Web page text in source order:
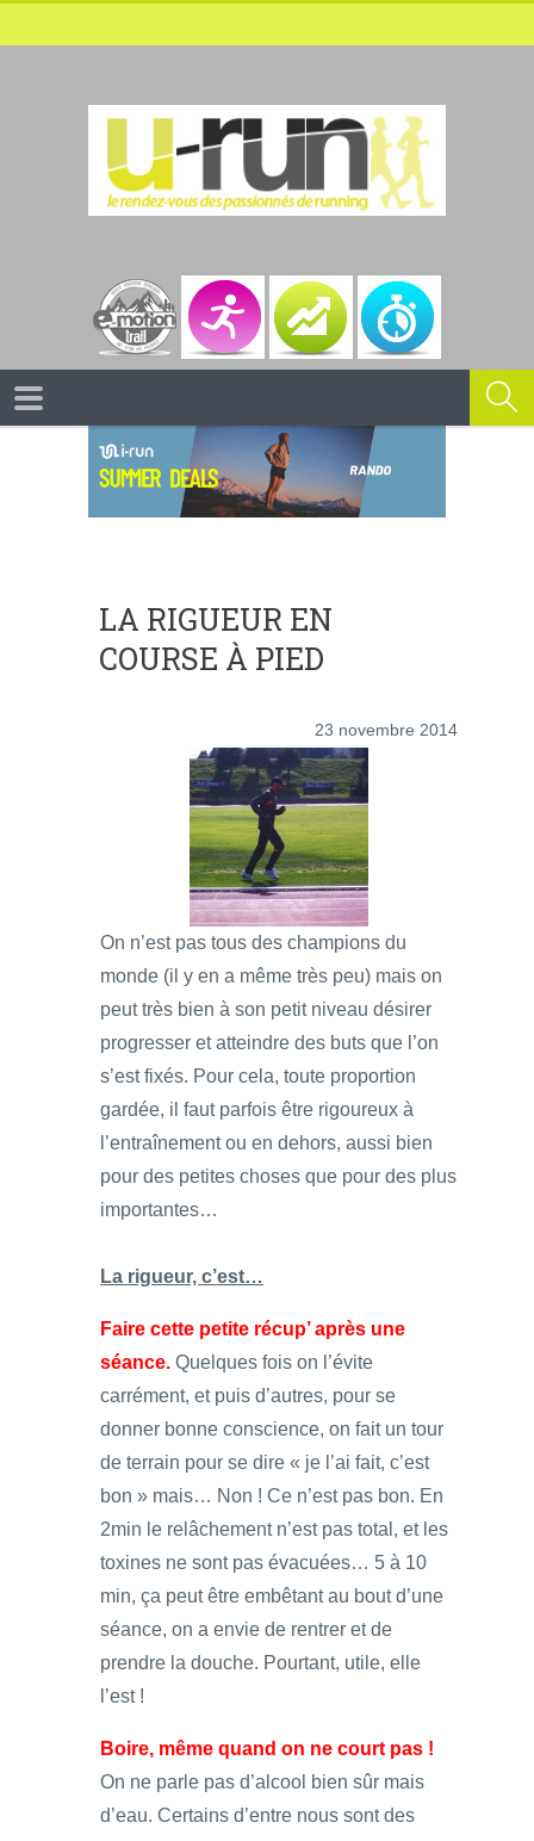
LA RIGUEUR EN
COURSE À PIED
23 novembre 2014
On n’est pas tous des champions du
monde (il y en a même très peu) mais on
peut très bien à son petit niveau désirer
progresser et atteindre des buts que l’on
s’est fixés. Pour cela, toute proportion
gardée, il faut parfois être rigoureux à
l’entraînement ou en dehors, aussi bien
pour des petites choses que pour des plus
importantes…
La rigueur, c’est…
Faire cette petite récup’ après une
séance. Quelques fois on l’évite
carrément, et puis d’autres, pour se
donner bonne conscience, on fait un tour
de terrain pour se dire « je l’ai fait, c’est
bon » mais… Non ! Ce n’est pas bon. En
2min le relâchement n’est pas total, et les
toxines ne sont pas évacuées… 5 à 10
min, ça peut être embêtant au bout d’une
séance, on a envie de rentrer et de
prendre la douche. Pourtant, utile, elle
l’est !
Boire, même quand on ne court pas !
On ne parle pas d’alcool bien sûr mais
d’eau. Certains d’entre nous sont des